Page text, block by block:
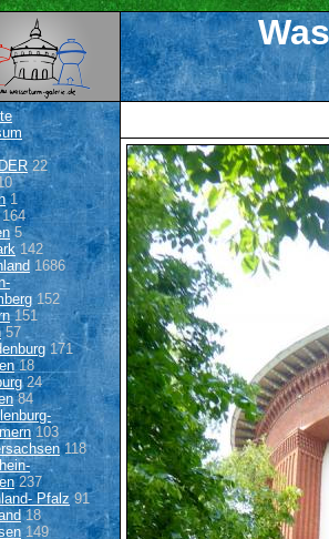
22
1
5
142
1686
152
151
57
171
18
24
84
103
118
237
Pfalz 91
18
149